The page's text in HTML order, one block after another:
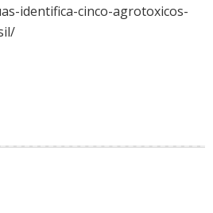
identifica-cinco-agrotoxicos-